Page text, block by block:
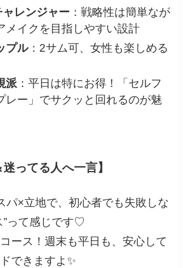
レンジャー ：戦略性は簡単なが
メイクを目指しやすい設計
プル：2サム可、女性も楽しめる
派：平日は特にお得！「セルフ
レー」でサクッと回れるのが魅
ってる人へ一言】
パ×立地で、初心者でも失敗しな
”って感じです♡
ース！週末も平日も、安心して
できますよ✨